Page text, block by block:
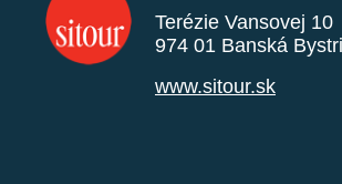
Terézie Vansovej 10
974 01 Banská
www.sitour.sk